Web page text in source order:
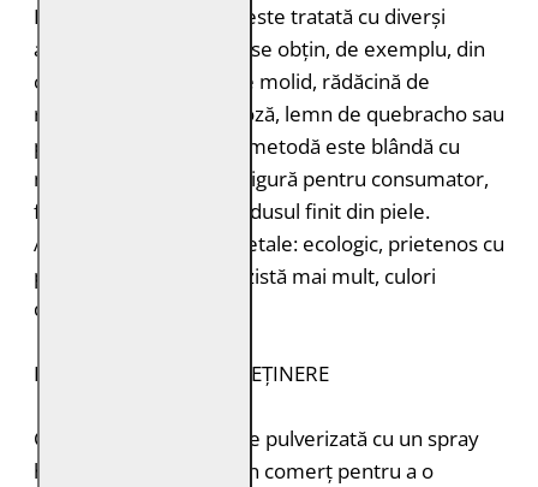
Pielea tăbăcită vegetal este tratată cu diverși
agenți de tăbăcire care se obțin, de exemplu, din
coajă de stejar, coajă de molid, rădăcină de
rubarbă, coajă de mimoză, lemn de quebracho sau
păstăi de tara. Această metodă este blândă cu
mediul înconjurător și sigură pentru consumator,
fără a lăsa toxine în produsul finit din piele.
Avantajele tăbăcirii vegetale: ecologic, prietenos cu
pielea, miros plăcut, rezistă mai mult, culori
deosebite.
INSTRUCȚIUNI DE ÎNTREȚINERE
Cămașa de piele trebuie pulverizată cu un spray
hidroizolant disponibil în comerț pentru a o